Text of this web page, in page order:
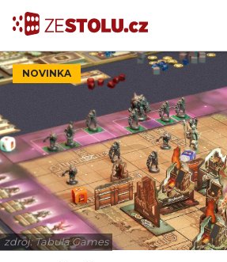
NOVINKA
zdroj: Tabula Games